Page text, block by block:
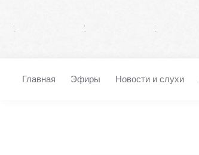
Главная Эфиры Новости и слухи